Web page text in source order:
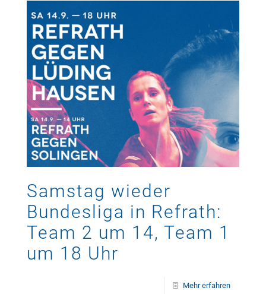
Samstag wieder
Bundesliga in Refrath:
Team 2 um 14, Team 1
um 18 Uhr
Mehr erfahren